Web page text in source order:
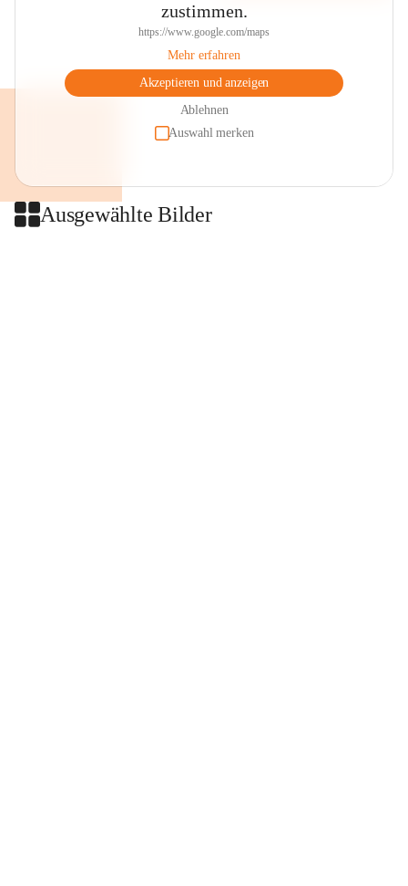
zustimmen.
https://www.google.com/maps
Mehr erfahren
Akzeptieren und anzeigen
Ablehnen
Auswahl merken
Ausgewählte Bilder